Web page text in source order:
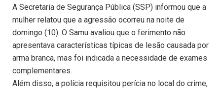
A Secretaria de Segurança Pública (SSP) informou que a
mulher relatou que a agressão ocorreu na noite de
domingo (10). O Samu avaliou que o ferimento não
apresentava características típicas de lesão causada por
arma branca, mas foi indicada a necessidade de exames
complementares.
Além disso, a polícia requisitou perícia no local do crime,